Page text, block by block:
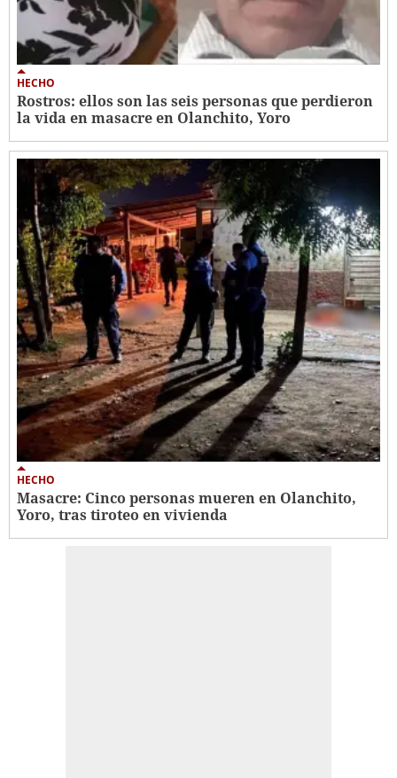
HECHO
Rostros: ellos son las seis personas que perdieron
la vida en masacre en Olanchito, Yoro
HECHO
Masacre: Cinco personas mueren en Olanchito,
Yoro, tras tiroteo en vivienda